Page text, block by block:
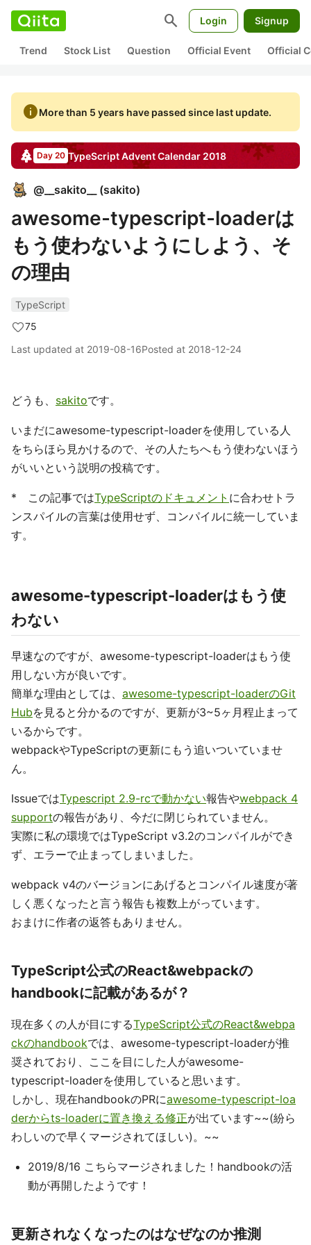
search Login Signup
Trend Stock List Question Official Event Official
infoMore than 5 years have passed since last update.
Day 20 TypeScriptAdvent Calendar 2018
@ __sakito__ (sakito)
awesome-typescript-loaderは
もう使わないようにしよう、そ
の理由
TypeScript
75
Last updated at 2019-08-16Posted at 2018-12-24
どうも、 sakitoです。
いまだにawesome-typescript-loaderを使用している人
をちらほら見かけるので、その人たちへもう使わないほう
がいいという説明の投稿です。
* この記事ではTypeScriptのドキュメント に合わせトラ
ンスパイルの言葉は使用せず、コンパイルに統一していま
す。
awesome-typescript-loaderはもう使
わない
早速なのですが、awesome-typescript-loaderはもう使
用しない方が良いです。
簡単な理由としては、 awesome-typescript-loaderのGit
Hubを見ると分かるのですが、更新が3~5ヶ月程止まって
いるからです。
webpackやTypeScriptの更新にもう追いついていませ
ん。
IssueではTypescript 2.9-rcで動かない報告やwebpack 4
supportの報告があり、今だに閉じられていません。
実際に私の環境ではTypeScript v3.2のコンパイルができ
ず、エラーで止まってしまいました。
webpack v4のバージョンにあげるとコンパイル速度が著
しく悪くなったと言う報告も複数上がっています。
おまけに作者の返答もありません。
TypeScript公式のReact&webpackの
handbookに記載があるが？
現在多くの人が目にするTypeScript公式のReact&webpa
ckのhandbookでは、awesome-typescript-loaderが推
奨されており、ここを目にした人がawesome-
typescript-loaderを使用していると思います。
しかし、現在handbookのPRにawesome-typescript-loa
derからts-loaderに置き換える修正が出ています~~(紛ら
わしいので早くマージされてほしい)。~~
2019/8/16 こちらマージされました！handbookの活
動が再開したようです！
更新されなくなったのはなぜなのか推測